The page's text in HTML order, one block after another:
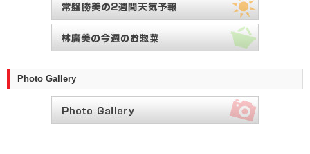
Photo Gallery